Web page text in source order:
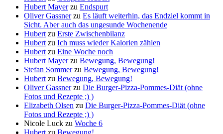
Hubert Mayerzu Endspurt
Oliver Gassnerzu Es läuft weiterhin, das Endziel kommt in
Sicht. Aber auch das ungesunde Wochenende
Hubert zu Erste Zwischenbilanz
Hubert zu Ich muss wieder Kalorien zählen
Hubert zu Eine Woche noch
Hubert Mayerzu Bewegung, Bewegung!
Stefan Sommerzu Bewegung, Bewegung!
Hubert zu Bewegung, Bewegung!
Oliver Gassnerzu Die Burger-Pizza-Pommes-Diät (ohne
Fotos und Rezepte ;) )
Elizabeth Olsen zu Die Burger-Pizza-Pommes-Diät (ohne
Fotos und Rezepte ;) )
Nicole Luck zu Woche 6
Hubert zu Bewegung!